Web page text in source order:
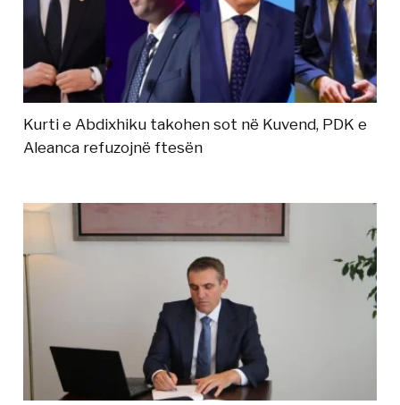
Kurti e Abdixhiku takohen sot në Kuvend, PDK e
Aleanca refuzojnë ftesën